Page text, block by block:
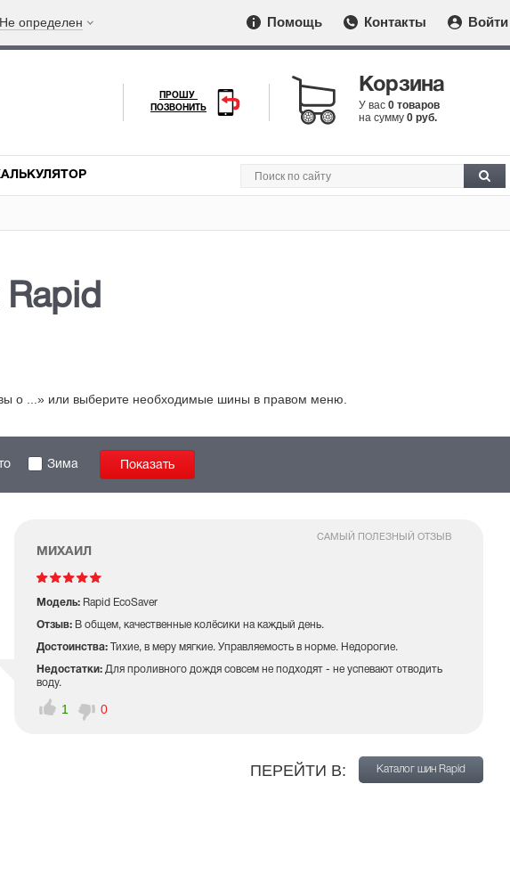
Не определен Помощь Контакты Войти
ПРОШУ
ПОЗВОНИТЬ
Корзина
У вас 0 товаров
на сумму 0 руб.
о ...» или выберите необходимые шины в правом меню.
Зима
САМЫЙ ПОЛЕЗНЫЙ ОТЗЫВ
МИХАИЛ
Модель: Rapid EcoSaver
Отзыв: В общем, качественные колёсики на каждый день.
Достоинства: Тихие, в меру мягкие. Управляемость в норме. Недорогие.
Недостатки: Для проливного дождя совсем не подходят - не успевают отводить
воду.
1 0
ПЕРЕЙТИ В: Каталог шин Rapid